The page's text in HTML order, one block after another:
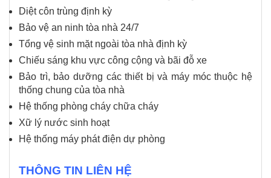
Diệt côn trùng định kỳ
Bảo vệ an ninh tòa nhà 24/7
Tổng vệ sinh mặt ngoài tòa nhà định kỳ
Chiếu sáng khu vực công cộng và bãi đỗ xe
Bảo trì, bảo dưỡng các thiết bị và máy móc thuộc hệ
thống chung của tòa nhà
Hệ thống phòng cháy chữa cháy
Xữ lý nước sinh hoạt
Hệ thống máy phát điện dự phòng
THÔNG TIN LIÊN HỆ